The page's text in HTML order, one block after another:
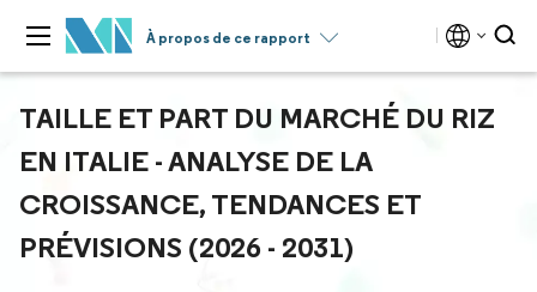
À propos de ce rapport
TAILLE ET PART DU MARCHÉ DU RIZ
EN ITALIE - ANALYSE DE LA
CROISSANCE, TENDANCES ET
PRÉVISIONS (2026 - 2031)